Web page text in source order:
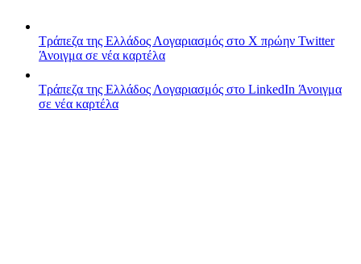
Τράπεζα της Ελλάδος Λογαριασμός στο X πρώην Twitter
Άνοιγμα σε νέα καρτέλα
Τράπεζα της Ελλάδος Λογαριασμός στο LinkedIn Άνοιγμα
σε νέα καρτέλα